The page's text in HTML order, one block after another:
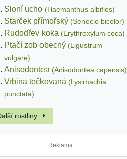
Sloní ucho (Haemanthus albiflos)
Starček přímořský (Senecio bicolor)
Rudodřev koka (Erythroxylum coca)
Ptačí zob obecný (Ligustrum
vulgare)
Anisodontea (Anisodontea capensis)
Vrbina tečkovaná (Lysimachia
punctata)
rostliny